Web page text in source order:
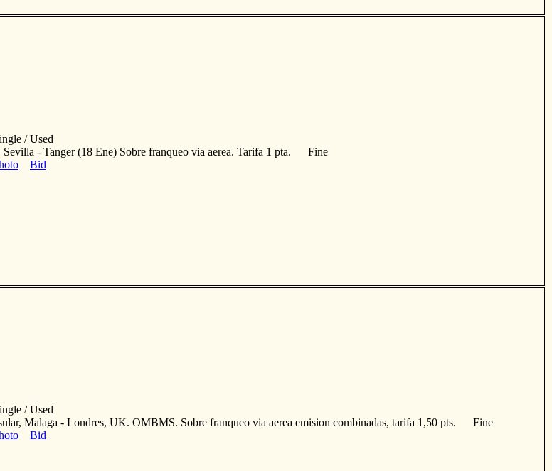
/ Used
Sevilla - Tanger (18 Ene) Sobre franqueo via aerea. Tarifa 1 pta. Fine
Bid
/ Used
Malaga - Londres, UK. OMBMS. Sobre franqueo via aerea emision combinadas, tarifa 1,50 pts. Fine
Bid